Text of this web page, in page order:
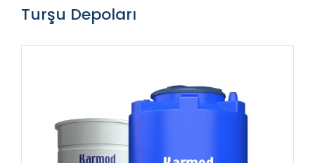
Turşu Depoları